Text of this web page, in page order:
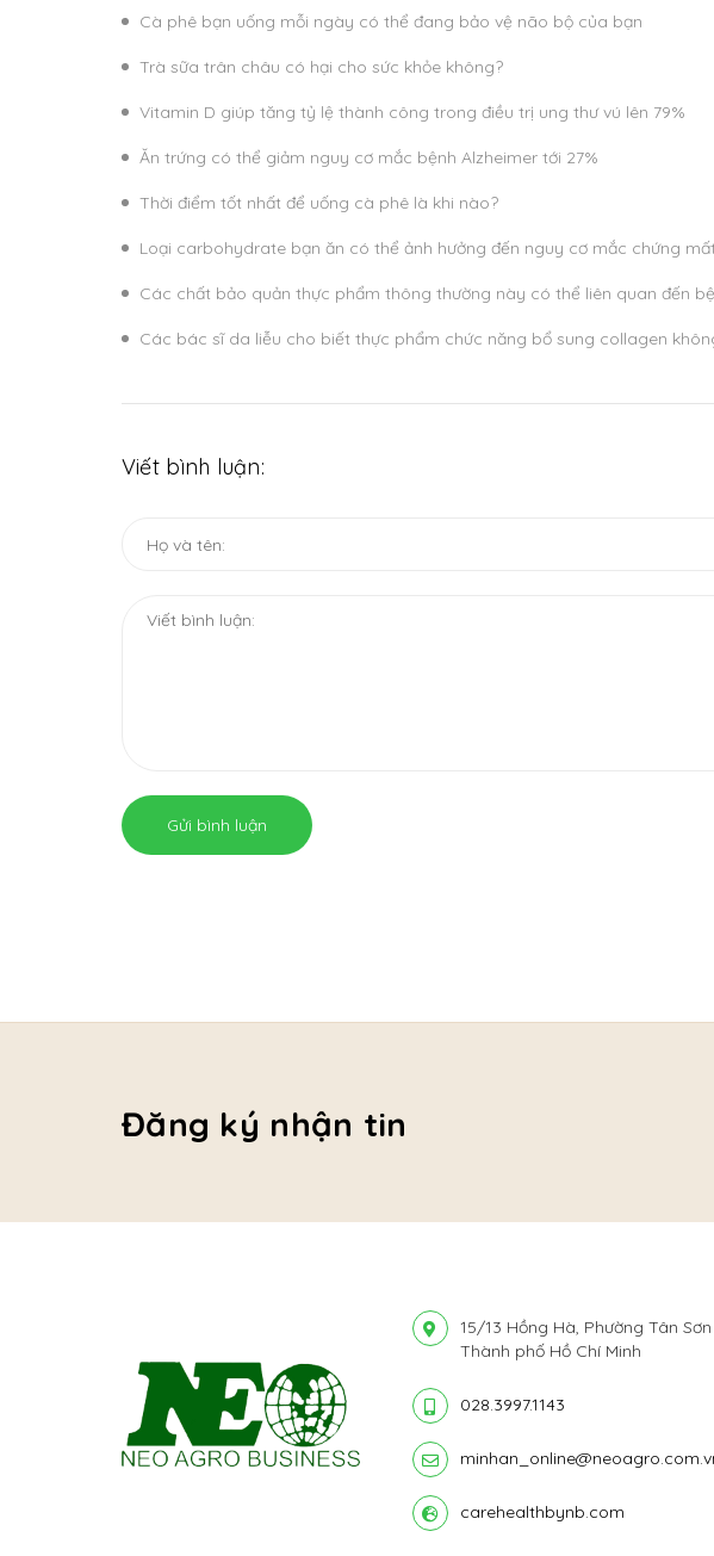
Cà phê bạn uống mỗi ngày có thể đang bảo vệ não bộ của bạn
Trà sữa trân châu có hại cho sức khỏe không?
Vitamin D giúp tăng tỷ lệ thành công trong điều trị ung thư vú lên 79%
Ăn trứng có thể giảm nguy cơ mắc bệnh Alzheimer tới 27%
Thời điểm tốt nhất để uống cà phê là khi nào?
Loại carbohydrate bạn ăn có thể ảnh hưởng đến nguy cơ mắc chứng
Các chất bảo quản thực phẩm thông thường này có thể liên quan đến
Các bác sĩ da liễu cho biết thực phẩm chức năng bổ sung collagen
Viết bình luận:
Gửi bình luận
Đăng ký nhận tin
15/13 Hồng Hà, Phường Tân
Thành phố Hồ Chí Minh
028.3997.1143
carehealthbynb.com